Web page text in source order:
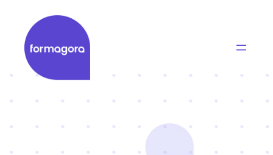
contenu
Formagora
Organisme de formation professionnelle |